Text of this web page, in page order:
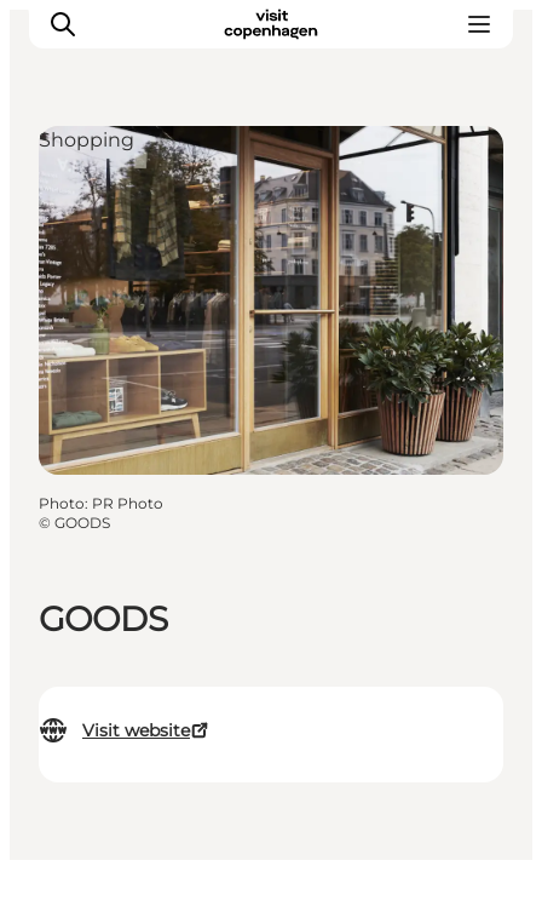
Aktiviteter
Mat och dryck
Planera din resa
GOODS
Visit website
Shopping
Photo: PR Photo
© GOODS